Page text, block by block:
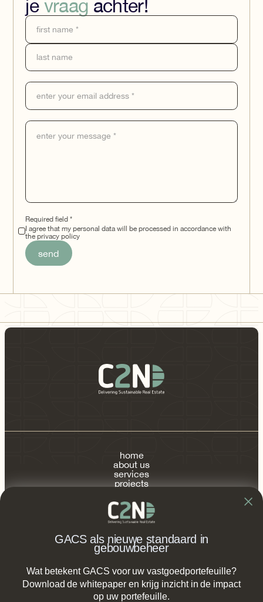
je vraag achter!
Required field *
I agree that my personal data will be processed in accordance with
the privacy policy
home
about us
services
projects
contact
FAQ
info@c2n.nl
+31 (0) 85 2737 490
GACS als nieuwe standaard in
gebouwbeheer
Wat betekent GACS voor uw vastgoedportefeuille?
Download de whitepaper en krijg inzicht in de impact
op uw portefeuille.